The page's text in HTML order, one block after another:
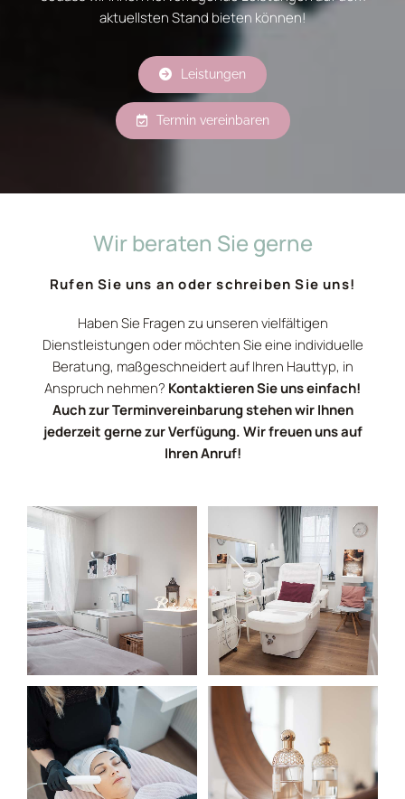
aktuellsten Stand bieten können!
Leistungen
Termin vereinbaren
Wir beraten Sie gerne
Rufen Sie uns an oder schreiben Sie uns!
Haben Sie Fragen zu unseren vielfältigen
Dienstleistungen oder möchten Sie eine individuelle
Beratung, maßgeschneidert auf Ihren Hauttyp, in
Anspruch nehmen? Kontaktieren Sie uns einfach!
Auch zur Terminvereinbarung stehen wir Ihnen
jederzeit gerne zur Verfügung. Wir freuen uns auf
Ihren Anruf!